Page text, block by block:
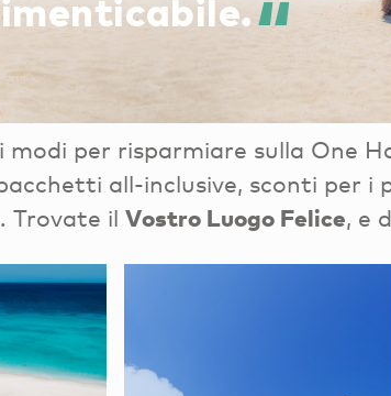
per risparmiare sulla One
all-inclusive, sconti per
Trovate il Vostro Luogo Felice, e